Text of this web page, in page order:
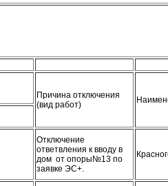
Причина отключения
(вид работ)
Отключение
ответвления к вводу в
дом от опоры№13 по
заявке ЭС+.